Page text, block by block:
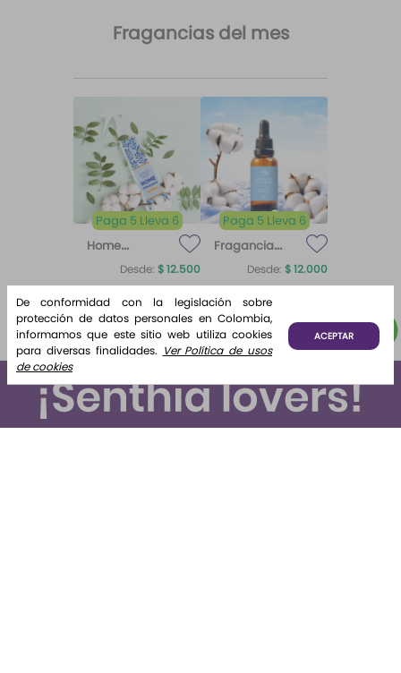
Fragancias del mes
Paga 5 Lleva 6
Home
Fragrance
AlgodónHome
Algodón 220
ml Etq.
Atardecer
Desde: $12.500
¡Lo quiero!
Paga 5 Lleva 6
Fragancia
para difusor
Brisa de
Algodón
Desde: $12.000
¡Lo quiero!
De conformidad con la legislación sobre
protección de datos personales en Colombia,
informamos que este sitio web utiliza cookies
para diversas finalidades. Ver Política de usos
de cookies
ACEPTAR